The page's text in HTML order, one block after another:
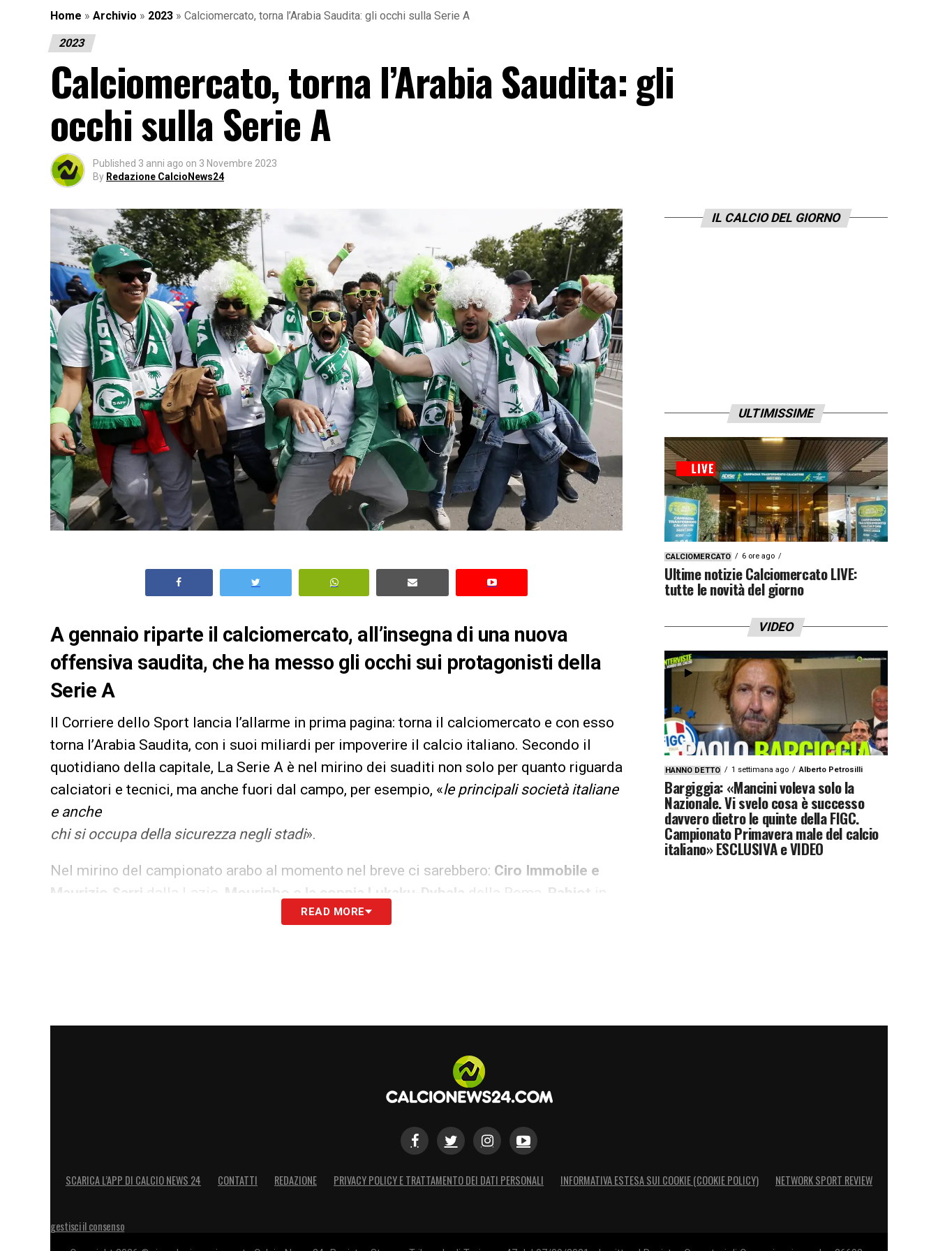
Home » Archivio » 2023 » Calciomercato, torna l’Arabia Saudita: gli occhi sulla Serie A
2023
Calciomercato, torna l’Arabia Saudita: gli
occhi sulla Serie A
Published 3 anni ago on 3 Novembre 2023
By Redazione CalcioNews24
A gennaio riparte il calciomercato, all’insegna di una nuova
offensiva saudita, che ha messo gli occhi sui protagonisti della
Serie A
Il Corriere dello Sport lancia l’allarme in prima pagina: torna il calciomercato e con esso
torna l’Arabia Saudita, con i suoi miliardi per impoverire il calcio italiano. Secondo il
quotidiano della capitale, La Serie A è nel mirino dei suaditi non solo per quanto riguarda
calciatori e tecnici, ma anche fuori dal campo, per esempio, «le principali società italiane
e anche
chi si occupa della sicurezza negli stadi».
Nel mirino del campionato arabo al momento nel breve ci sarebbero: Ciro Immobile e
Maurizio Sarri dalla Lazio, Mourinho e la coppia Lukaku-Dybala della Roma, Rabiot
READ MORE
IL CALCIO DEL GIORNO
ULTIMISSIME
CALCIOMERCATO 6 ore ago
Ultime notizie Calciomercato LIVE:
tutte le novità del giorno
VIDEO
HANNO DETTO 1 settimana ago Alberto Petrosilli
Bargiggia: «Mancini voleva solo la
Nazionale. Vi svelo cosa è successo
davvero dietro le quinte della FIGC.
Campionato Primavera male del calcio
italiano» ESCLUSIVA e VIDEO
SCARICA L’APP DI CALCIO NEWS 24 CONTATTI REDAZIONE PRIVACY POLICY E TRATTAMENTO DEI DATI PERSONALI INFORMATIVA ESTESA SUI COOKIE (COOKIE POLICY) NETWORK SPORT REVIEW
gestisci il consenso